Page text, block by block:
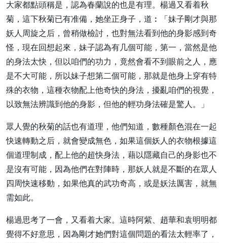
大家都點頭稱是，認為春蘭說的也是有理。楊過又看着秋
菊，這下秋菊已有准備，她坐正身子，道︰「妹子剛才與那
妖人周旋之后，曾稍做檢討，也對無法看到他的身影感到奇
怪，現在回想起來，妹子認為有几個可能，第一，當然是他
的身法太快，但以咱們的功力，竟然會看不到眼前之人，應
是不大可能，所以妹子想第二個可能，那就是他身上穿有特
殊的衣物，這種衣物配上他奇快的身法，擾亂咱們的視覺，
以致無法辨識到他的身影，但他的輕功身法確是驚人。」
眾人覺的秋菊的話也有道理，他們知道，數種顏色混在一起
快速轉動之后，就會變成無色，如果這個妖人的衣物根據這
個道理制成，配上他的超快身法，藉以隱藏自己的身影也不
是沒有可能，因為他們在對陣時，那妖人就是不斷的在眾人
四周快速移動，如果他真的武功奇高，或是妖法厲害，就無
需如此。
楊過思考了一會，又看着大家。這時阿紫、趙華和袁明明都
覺得不好意思，因為剛才她們對這個問題的看法太輕率了，